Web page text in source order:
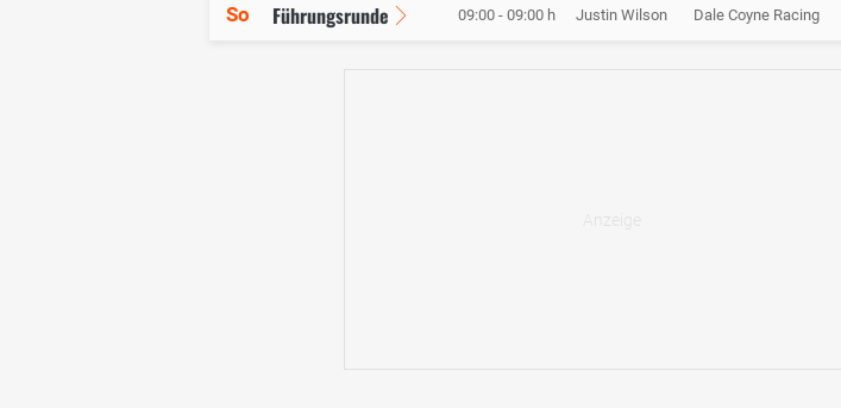
So Führungsrunde 09:00 - 09:00 h Justin Wilson Dale Coyne Racing